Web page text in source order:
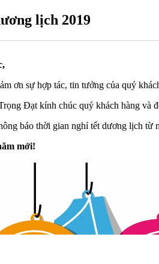
lịch 2019
ơn sự hợp tác, tin tưởng của quý
Đạt kính chúc quý khách hàng và
báo thời gian nghỉ tết dương lịch từ
mới!